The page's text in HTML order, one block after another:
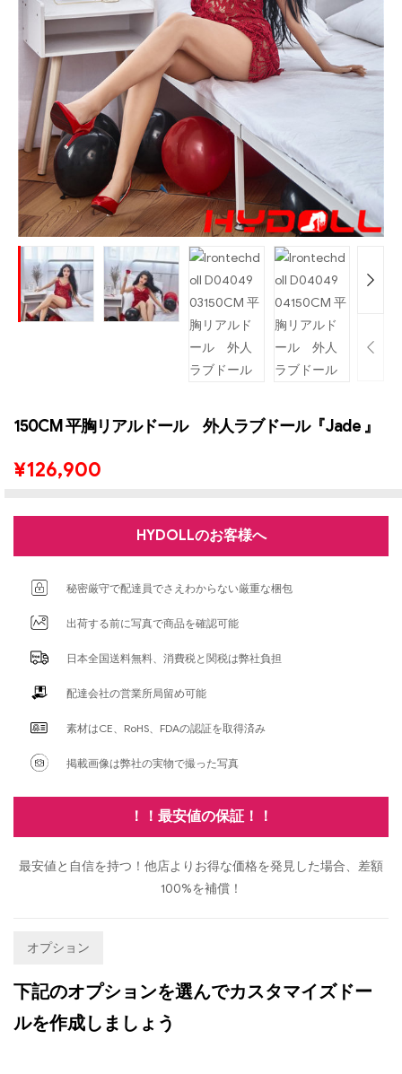
150CM 平胸リアルドール 外人ラブドール『Jade 』
¥126,900
HYDOLLのお客様へ
秘密厳守で配達員でさえわからない厳重な梱包
出荷する前に写真で商品を確認可能
日本全国送料無料、消費税と関税は弊社負担
配達会社の営業所局留め可能
素材はCE、RoHS、FDAの認証を取得済み
掲載画像は弊社の実物で撮った写真
！！最安値の保証！！
最安値と自信を持つ！他店よりお得な価格を発見した場合、差額
100%を補償！
オプション
下記のオプションを選んでカスタマイズドー
ルを作成しましょう